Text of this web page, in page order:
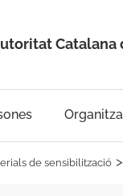
Catalana
de sensibilització